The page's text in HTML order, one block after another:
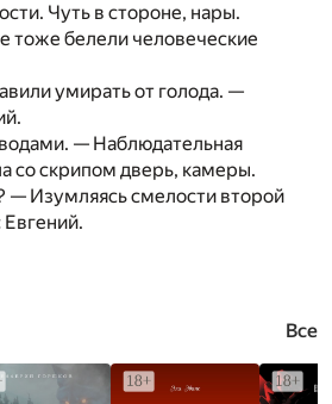
Чуть в стороне, нары.
тоже белели человеческие
умирать от голода. —
— Наблюдательная
со скрипом дверь, камеры.
— Изумляясь смелости второй
Все